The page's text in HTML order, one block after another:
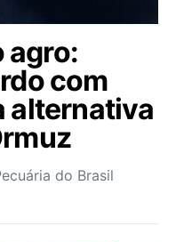
agro:
com
alternativa
do Brasil